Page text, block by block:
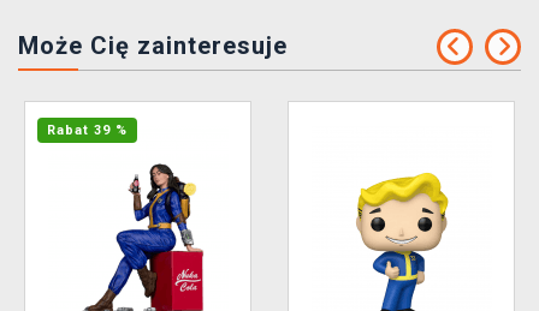
Może Cię zainteresuje
Rabat 39 %